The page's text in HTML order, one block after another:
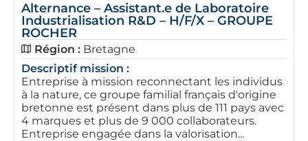
Alternance – Assistant.e de Laboratoire
Industrialisation R&D – H/F/X – GROUPE
ROCHER
Région : Bretagne
Descriptif mission :
Entreprise à mission reconnectant les individus
à la nature, ce groupe familial français d'origine
bretonne est présent dans plus de 111 pays avec
4 marques et plus de 9 000 collaborateurs.
Entreprise engagée dans la valorisation...